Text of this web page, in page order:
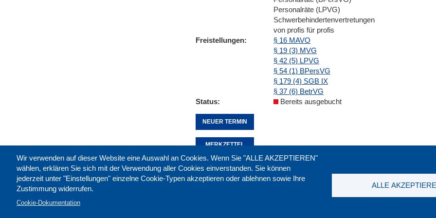
Personalräte (LPVG)
Schwerbehindertenvertretungen
von profis für profis
Freistellungen
§ 16 MAVO
§ 19 (3) MVG
§ 42 (5) LPVG
§ 54 (1) BPersVG
§ 179 (4) SGB IX
§ 37 (6) BetrVG
Status
Bereits ausgebucht
NEUER TERMIN
MERKZETTEL
Wir verwenden auf dieser Website eine Auswahl an Cookies. Wenn Sie "ALLE AKZEPTIEREN"
wählen, erklären Sie sich mit der Verwendung aller Cookies einverstanden. Sie können
jederzeit unter "Einstellungen" einzelne Cookie-Typen akzeptieren oder ablehnen sowie Ihre
Zustimmung widerrufen.
Cookie-Dokumentation
ALLE
Diese Seite empfehlen: drucken: